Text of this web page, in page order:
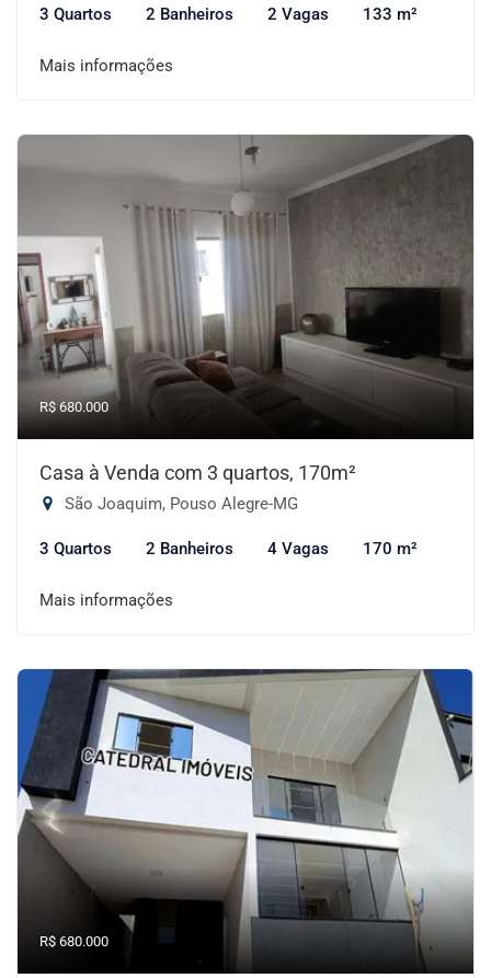
3 Quartos 2 Banheiros 2 Vagas 133 m²
Mais informações
R$ 680.000
Casa à Venda com 3 quartos, 170m²
São Joaquim, Pouso Alegre-MG
3 Quartos 2 Banheiros 4 Vagas 170 m²
Mais informações
R$ 680.000